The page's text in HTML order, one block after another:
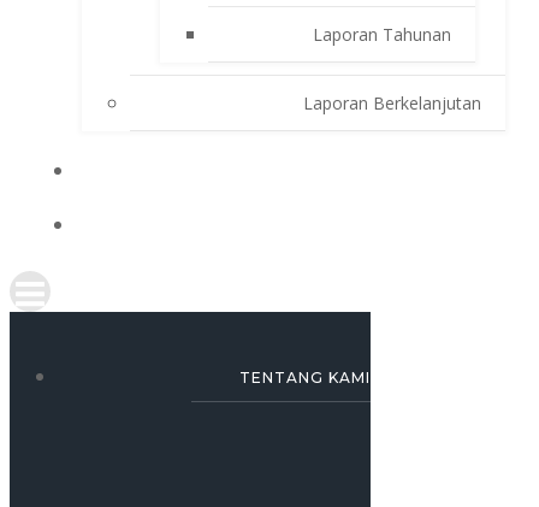
Laporan Tahunan
Laporan Berkelanjutan
TENTANG KAMI